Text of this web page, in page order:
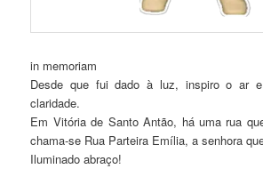
in memoriam
Desde que fui dado à luz, inspiro o ar
claridade.
Em Vitória de Santo Antão, há uma rua
chama-se Rua Parteira Emília, a senhora
Iluminado abraço!